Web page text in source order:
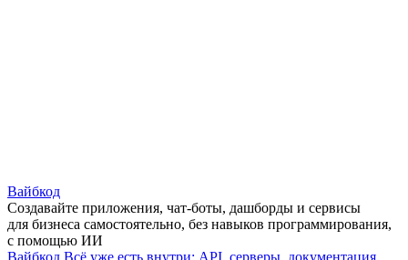
Вайбкод
Создавайте приложения, чат-боты, дашборды и сервисы
для бизнеса самостоятельно, без навыков программирования,
с помощью ИИ
Вайбкод Всё уже есть внутри: API, серверы, документация,